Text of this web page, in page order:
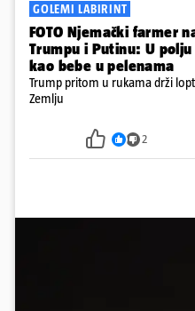
GOLEMI LABIRINT
FOTO Njemački farmer
Trumpu i Putinu: U
kao bebe u pelenama
Trump pritom u rukama drži
Zemlju
2